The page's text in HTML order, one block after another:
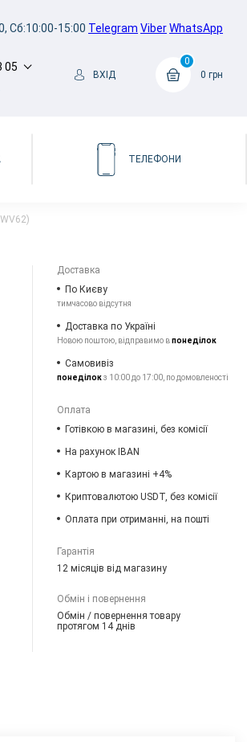
Сб:10:00-15:00 Telegram ViberWhatsApp
05
ВХІД
0
0 грн
ТЕЛЕФОНИ
Доставка
По Києву
тимчасово відсутня
Доставка по Україні
Новою поштою, відправимо впонеділок
Самовивіз
понеділокз 10:00 до 17:00, по домовленості
Оплата
Готівкою в магазині, без комісії
На рахунок IBAN
Картою в магазині +4%
Криптовалютою USDT, без комісії
Оплата при отриманні, на пошті
Гарантія
12 місяців від магазину
Обмін і повернення
Обмін / повернення товару
протягом 14 днів